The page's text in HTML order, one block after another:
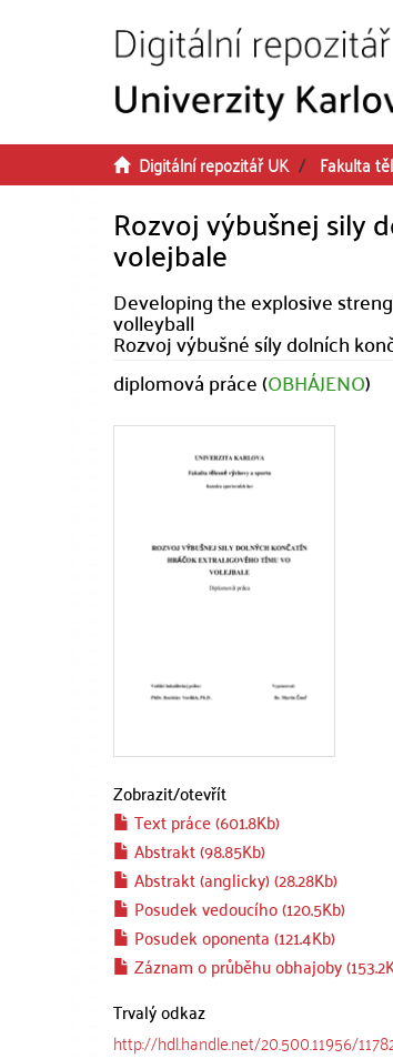
Digitální repozitář UK Fakulta
Rozvoj výbušnej sily
volejbale
Developing the explosive
volleyball
Rozvoj výbušné síly dolních
diplomová práce (OBHÁJENO)
Zobrazit/otevřít
Text práce (601.8Kb)
Abstrakt (98.85Kb)
Abstrakt (anglicky) (28.28Kb)
Posudek vedoucího (120.5Kb)
Posudek oponenta (121.4Kb)
Záznam o průběhu obhajoby
Trvalý odkaz
http://hdl.handle.net/20.500.11956/